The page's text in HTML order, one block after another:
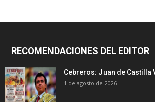
RECOMENDACIONES DEL EDITOR
Cebreros: Juan de Castilla
1 de agosto de 2026